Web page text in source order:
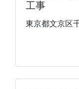
工事
東京都文京区